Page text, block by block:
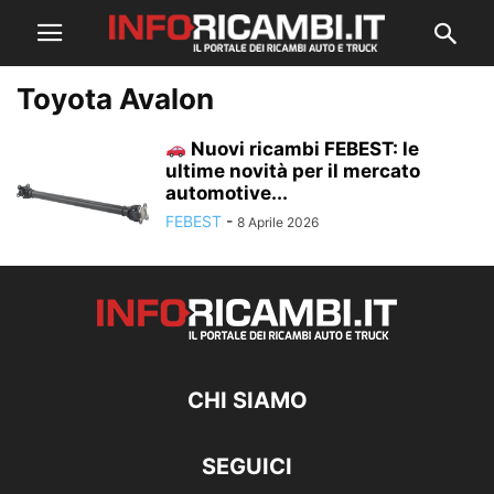
Toyota Avalon
Nuovi ricambi FEBEST: le
ultime novità per il mercato
automotive...
FEBEST - 8 Aprile 2026
CHI SIAMO
SEGUICI